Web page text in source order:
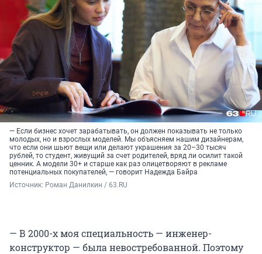
— Если бизнес хочет зарабатывать, он должен показывать не только
молодых, но и взрослых моделей. Мы объясняем нашим дизайнерам,
что если они шьют вещи или делают украшения за 20–30 тысяч
рублей, то студент, живущий за счет родителей, вряд ли осилит такой
ценник. А модели 30+ и старше как раз олицетворяют в рекламе
потенциальных покупателей, — говорит Надежда Байра
Источник: Роман Данилкин / 63.RU
— В 2000-х моя специальность — инженер-
конструктор — была невостребованной. Поэтому